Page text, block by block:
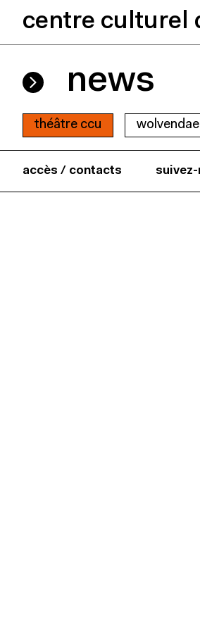
centre culturel
news
théâtre ccu
accès / contacts